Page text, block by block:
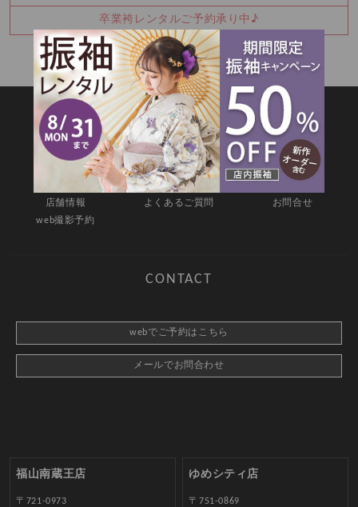
卒業袴レンタルご予約承り中♪
SITEMAP
新着情報
撮影メニュー
キャンペーン
店舗情報
よくあるご質問
お問合せ
web撮影予約
CONTACT
webでご予約はこちら
メールでお問合わせ
福山南蔵王店
〒721-0973
ゆめシティ店
〒751-0869